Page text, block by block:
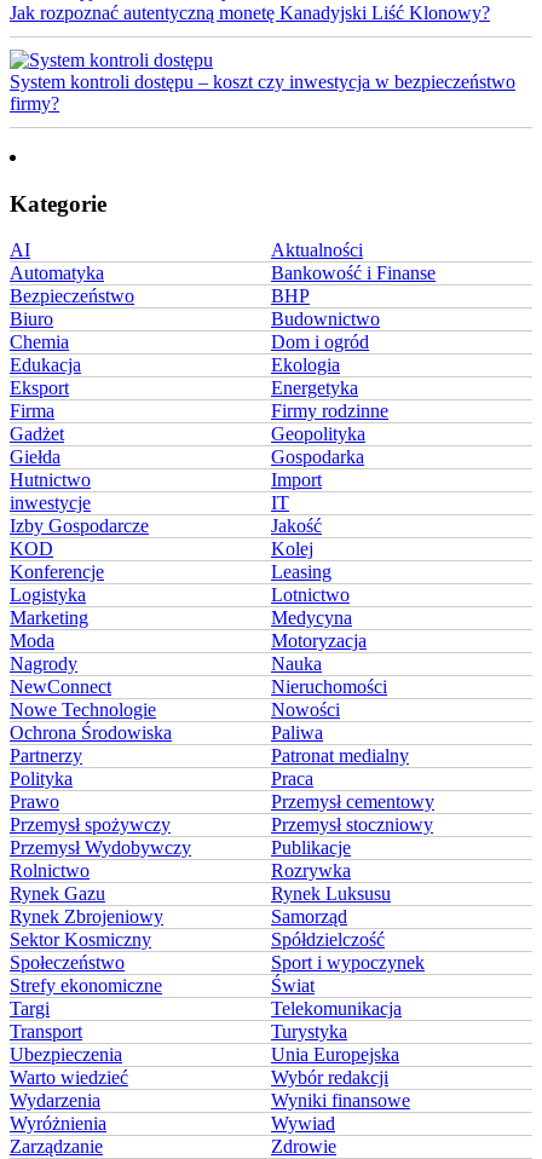
Jak rozpoznać autentyczną monetę Kanadyjski Liść Klonowy?
System kontroli dostępu – koszt czy inwestycja w bezpieczeństwo
firmy?
Kategorie
AI
Aktualności
Automatyka
Bankowość i Finanse
Bezpieczeństwo
BHP
Biuro
Budownictwo
Chemia
Dom i ogród
Edukacja
Ekologia
Eksport
Energetyka
Firma
Firmy rodzinne
Gadżet
Geopolityka
Giełda
Gospodarka
Hutnictwo
Import
inwestycje
IT
Izby Gospodarcze
Jakość
KOD
Kolej
Konferencje
Leasing
Logistyka
Lotnictwo
Marketing
Medycyna
Moda
Motoryzacja
Nagrody
Nauka
NewConnect
Nieruchomości
Nowe Technologie
Nowości
Ochrona Środowiska
Paliwa
Partnerzy
Patronat medialny
Polityka
Praca
Prawo
Przemysł cementowy
Przemysł spożywczy
Przemysł stoczniowy
Przemysł Wydobywczy
Publikacje
Rolnictwo
Rozrywka
Rynek Gazu
Rynek Luksusu
Rynek Zbrojeniowy
Samorząd
Sektor Kosmiczny
Spółdzielczość
Społeczeństwo
Sport i wypoczynek
Strefy ekonomiczne
Świat
Targi
Telekomunikacja
Transport
Turystyka
Ubezpieczenia
Unia Europejska
Warto wiedzieć
Wybór redakcji
Wydarzenia
Wyniki finansowe
Wyróżnienia
Wywiad
Zarządzanie
Zdrowie